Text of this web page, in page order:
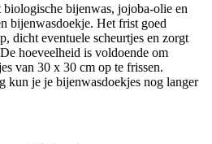
bijenwas, jojoba-olie en
bijenwasdoekje. Het frist goed
dicht eventuele scheurtjes en zorgt
hoeveelheid is voldoende om
van 30 x 30 cm op te frissen.
kun je je bijenwasdoekjes nog langer